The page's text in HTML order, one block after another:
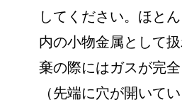
してください。ほと
内の小物金属として
棄の際にはガスが完
（先端に穴が開いて